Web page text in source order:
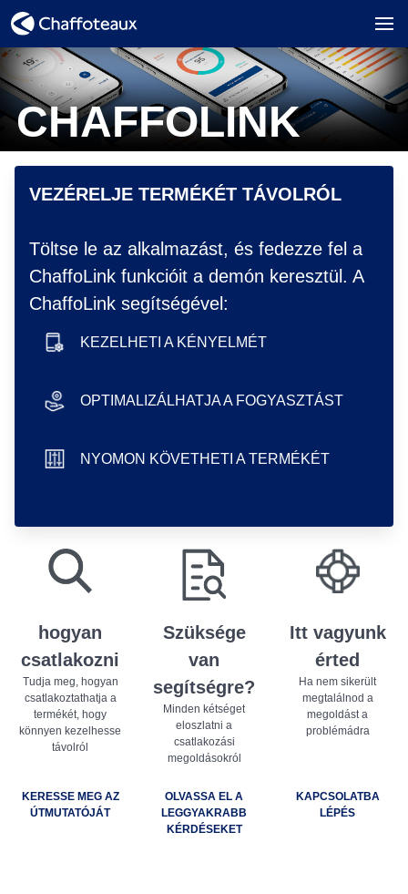
CHAFFOLINK
VEZÉRELJE TERMÉKÉT TÁVOLRÓL
Töltse le az alkalmazást, és fedezze fel a
ChaffoLink funkcióit a demón keresztül. A
ChaffoLink segítségével:
KEZELHETI A KÉNYELMÉT
OPTIMALIZÁLHATJA A FOGYASZTÁST
NYOMON KÖVETHETI A TERMÉKÉT
hogyan
csatlakozni
Tudja meg, hogyan
csatlakoztathatja a
termékét, hogy
könnyen kezelhesse
távolról
Szüksége
van
segítségre?
Minden kétséget
eloszlatni a
csatlakozási
megoldásokról
Itt vagyunk
érted
Ha nem sikerült
megtalálnod a
megoldást a
problémádra
KERESSE MEG AZ
ÚTMUTATÓJÁT
OLVASSA EL A
LEGGYAKRABB
KÉRDÉSEKET
KAPCSOLATBA
LÉPÉS